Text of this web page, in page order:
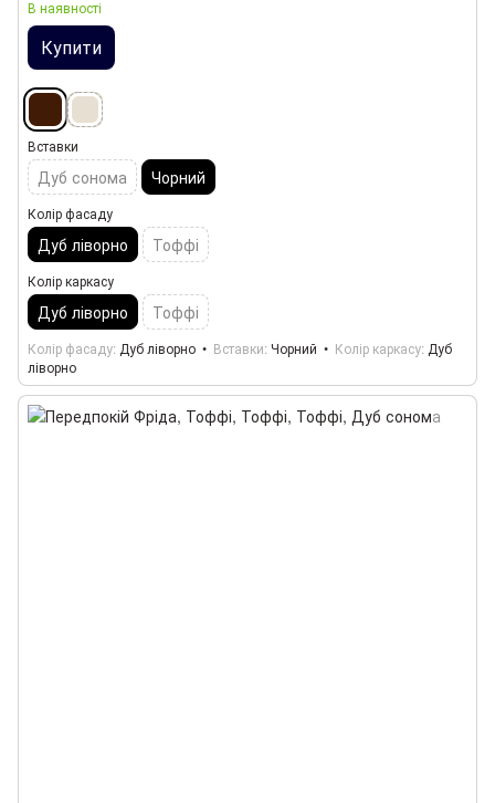
В наявності
Купити
Вставки
Дуб сонома Чорний
Колір фасаду
Дуб ліворно Тоффі
Колір каркасу
Дуб ліворно Тоффі
Колір фасаду Дуб ліворно Вставки Чорний Колір каркасу Дуб
ліворно